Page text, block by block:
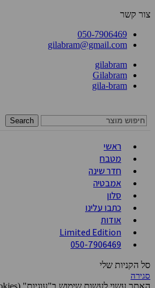
צור קשר
050-7906469
gilabram@gmail.com
gilabram
Gilabram
gila-bram
Search
ראשי
מטבח
חדר שינה
אמבטיה
סלון
כתבו עלינו
אודות
Limited Edition
050-7906469
סל הקניות שלי
סגירה
האתר עשוי לעשות שימוש ב"עוגיות" (